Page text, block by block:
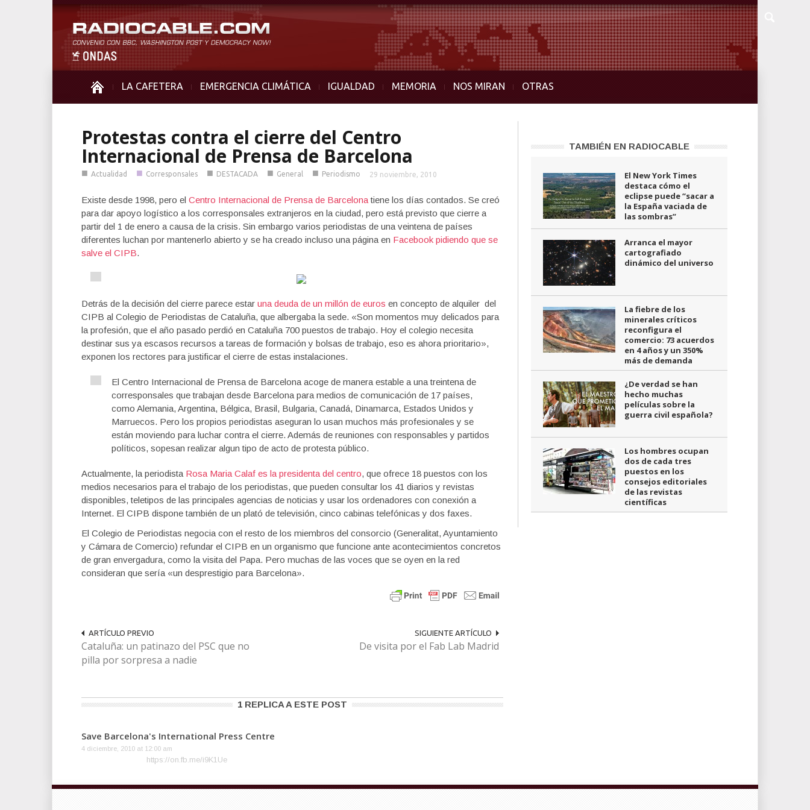
LA CAFETERA EMERGENCIA CLIMÁTICA IGUALDAD MEMORIA NOS MIRAN OTRAS
Protestas contra el cierre del Centro
Internacional de Prensa de Barcelona
■ Actualidad ■ Corresponsales ■ DESTACADA ■ General ■ Periodismo 29 noviembre, 2010
Existe desde 1998, pero el Centro Internacional de Prensa de Barcelonatiene los días contados. Se creó
para dar apoyo logístico a los corresponsales extranjeros en la ciudad, pero está previsto que cierre a
partir del 1 de enero a causa de la crisis. Sin embargo varios periodistas de una veintena de países
diferentes luchan por mantenerlo abierto y se ha creado incluso una página en Facebook pidiendo que se
salve el CIPB.
Detrás de la decisión del cierre parece estar una deuda de un millón de euros en concepto de alquiler del
CIPB al Colegio de Periodistas de Cataluña, que albergaba la sede. «Son momentos muy delicados para
la profesión, que el año pasado perdió en Cataluña 700 puestos de trabajo. Hoy el colegio necesita
destinar sus ya escasos recursos a tareas de formación y bolsas de trabajo, eso es ahora prioritario»,
exponen los rectores para justificar el cierre de estas instalaciones.
El Centro Internacional de Prensa de Barcelona acoge de manera estable a una treintena de
corresponsales que trabajan desde Barcelona para medios de comunicación de 17 países,
como Alemania, Argentina, Bélgica, Brasil, Bulgaria, Canadá, Dinamarca, Estados Unidos y
Marruecos. Pero los propios periodistas aseguran lo usan muchos más profesionales y se
están moviendo para luchar contra el cierre. Además de reuniones con responsables y partidos
políticos, sopesan realizar algun tipo de acto de protesta público.
Actualmente, la periodista Rosa Maria Calaf es la presidenta del centro, que ofrece 18 puestos con los
medios necesarios para el trabajo de los periodistas, que pueden consultar los 41 diarios y revistas
disponibles, teletipos de las principales agencias de noticias y usar los ordenadores con conexión a
Internet. El CIPB dispone también de un plató de televisión, cinco cabinas telefónicas y dos faxes.
El Colegio de Periodistas negocia con el resto de los miembros del consorcio (Generalitat, Ayuntamiento
y Cámara de Comercio) refundar el CIPB en un organismo que funcione ante acontecimientos concretos
de gran envergadura, como la visita del Papa. Pero muchas de las voces que se oyen en la red
consideran que sería «un desprestigio para Barcelona».
ARTÍCULO PREVIO
Cataluña: un patinazo del PSC que no
pilla por sorpresa a nadie
SIGUIENTE ARTÍCULO
De visita por el Fab Lab Madrid
1 REPLICA A ESTE POST
Save Barcelona's International Press Centre
4 diciembre, 2010 at 12:00 am
https://on.fb.me/i9K1Ue
TAMBIÉN EN RADIOCABLE
El New York Times
destaca cómo el
eclipse puede “sacar a
la España vaciada de
las sombras”
Arranca el mayor
cartografiado
dinámico del universo
La fiebre de los
minerales críticos
reconfigura el
comercio: 73 acuerdos
en 4 años y un 350%
más de demanda
¿De verdad se han
hecho muchas
películas sobre la
guerra civil española?
Los hombres ocupan
dos de cada tres
puestos en los
consejos editoriales
de las revistas
científicas